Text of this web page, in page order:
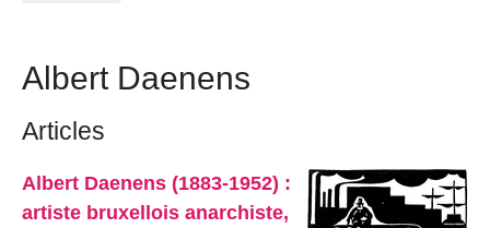
Albert Daenens
Articles
Albert Daenens (1883-1952) :
artiste bruxellois anarchiste,